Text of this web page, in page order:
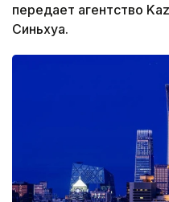
передает агентство
Синьхуа.